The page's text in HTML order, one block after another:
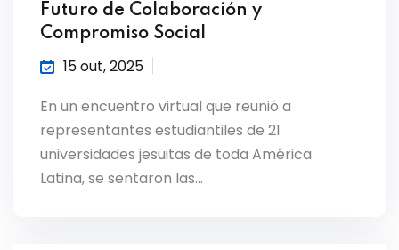
Futuro de Colaboración y
Compromiso Social
15 out, 2025
En un encuentro virtual que reunió a
representantes estudiantiles de 21
universidades jesuitas de toda América
Latina, se sentaron las…